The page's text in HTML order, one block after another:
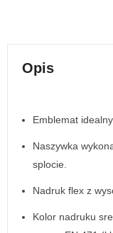
Opis
Emblemat
Naszywka
splocie.
Nadruk flex z
Kolor nadruku